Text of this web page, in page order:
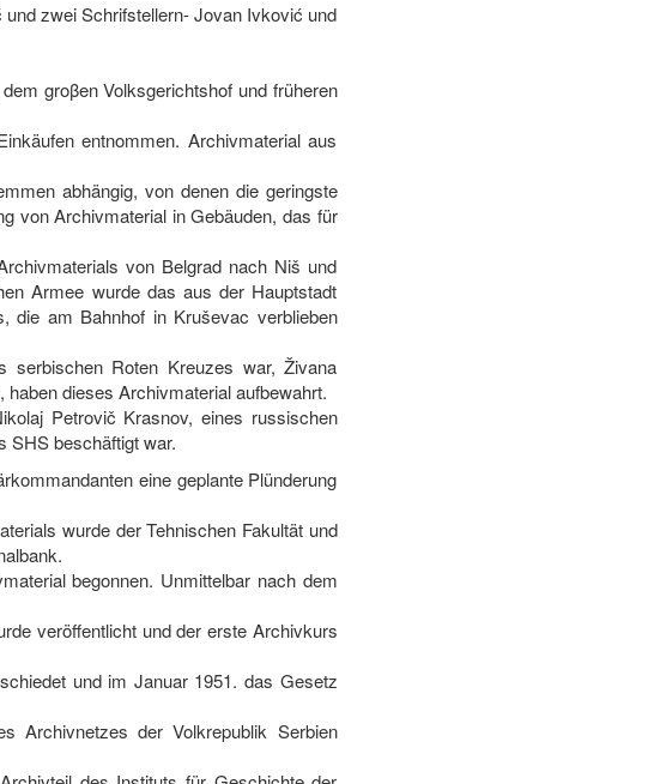
zwei Schrifstellern- Jovan Ivković und
groβen Volksgerichtshof und früheren
entnommen. Archivmaterial aus
abhängig, von denen die geringste
von Archivmaterial in Gebäuden, das für
von Belgrad nach Niš und
Armee wurde das aus der Hauptstadt
die am Bahnhof in Kruševac verblieben
serbischen Roten Kreuzes war, Živana
dieses Archivmaterial aufbewahrt.
Petrovič Krasnov, eines russischen
SHS beschäftigt war.
eine geplante Plünderung
wurde der Tehnischen Fakultät und
begonnen. Unmittelbar nach dem
veröffentlicht und der erste Archivkurs
und im Januar 1951. das Gesetz
Archivnetzes der Volkrepublik Serbien